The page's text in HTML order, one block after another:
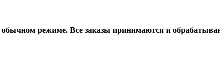
режиме. Все заказы принимаются и